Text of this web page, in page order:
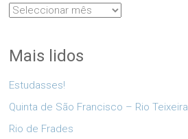
Arquivo
Mais lidos
Estudasses!
Quinta de São Francisco – Rio Teixeira
Rio de Frades